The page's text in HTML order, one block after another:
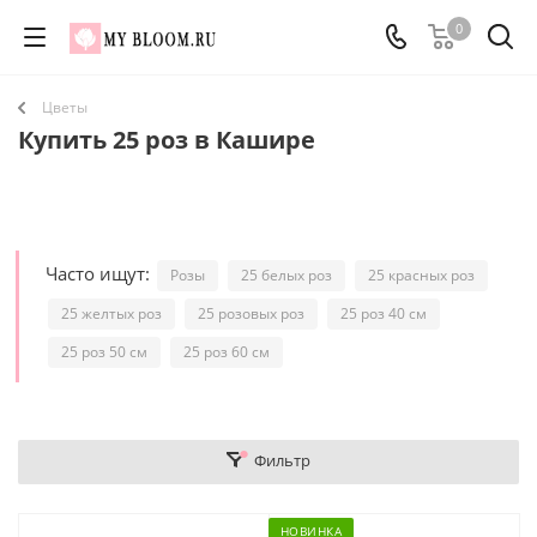
0
Цветы
Купить 25 роз в Кашире
Часто ищут: Розы 25 белых роз
25 красных роз
25 желтых роз
25 розовых роз
25 роз 40 см
25 роз 50 см
25 роз 60 см
Фильтр
НОВИНКА